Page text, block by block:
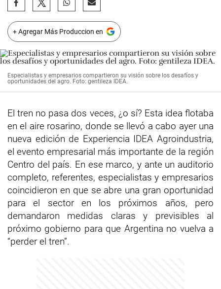
+ Agregar Más Produccion en
Especialistas y empresarios compartieron su visión sobre los desafíos y
oportunidades del agro. Foto: gentileza IDEA.
El tren no pasa dos veces, ¿o sí? Esta idea flotaba
en el aire rosarino, donde se llevó a cabo ayer una
nueva edición de Experiencia IDEA Agroindustria,
el evento empresarial más importante de la región
Centro del país. En ese marco, y ante un auditorio
completo, referentes, especialistas y empresarios
coincidieron en que se abre una gran oportunidad
para el sector en los próximos años, pero
demandaron medidas claras y previsibles al
próximo gobierno para que Argentina no vuelva a
“perder el tren”.